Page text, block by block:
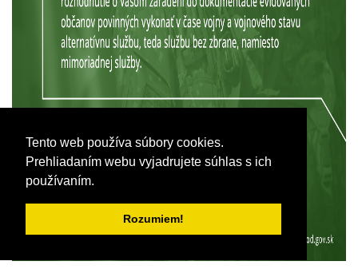
Tento web používa súbory cookies.
Prehliadaním webu vyjadrujete súhlas s ich
používaním.
Rozumiem!